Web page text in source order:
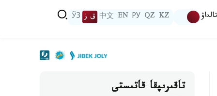
تالداۋ KZ
QZ
РУ
EN
中文 ق ز ЎЗ
تاقىرىپقا قاتىستى